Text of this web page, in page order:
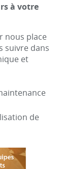
à votre
nous place
suivre dans
et
de